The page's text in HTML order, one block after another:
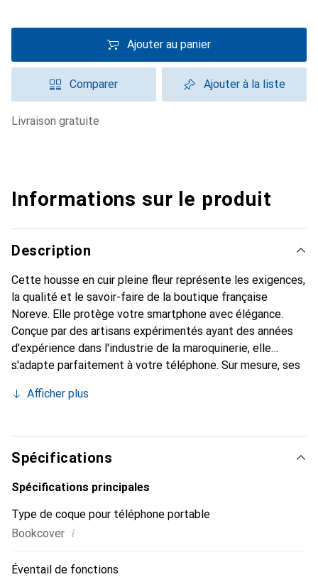
Ajouter au panier
Comparer Ajouter à la liste
livraison gratuite
Informations sur le produit
Description
Cette housse en cuir pleine fleur représente les exigences,
la qualité et le savoir-faire de la boutique française
Noreve. Elle protège votre smartphone avec élégance.
Conçue par des artisans expérimentés ayant des années
d'expérience dans l'industrie de la maroquinerie, elle
s'adapte parfaitement à votre téléphone. Sur mesure, ses
Elle devient l'accessoire chic et indispensable pour votre
internationalement pour ses produits de haute qualité et
constitue un choix fiable pour une clientèle exigeante.
Afficher plus
Spécifications
Spécifications principales
Type de coque pour téléphone portable
Bookcover i
Éventail de fonctions